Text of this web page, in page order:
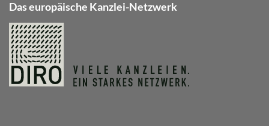
Das europäische Kanzlei-Netzwerk